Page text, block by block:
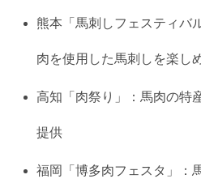
熊本「馬刺しフェスティバ
肉を使用した馬刺しを楽し
高知「肉祭り」：馬肉の特
提供
福岡「博多肉フェスタ」：